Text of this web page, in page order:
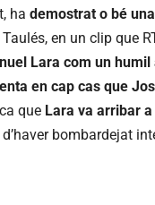
ha demostrat o bé
Taulés, en un clip que
Lara com un humil
en cap cas que
que Lara va arribar
d’haver bombardejat